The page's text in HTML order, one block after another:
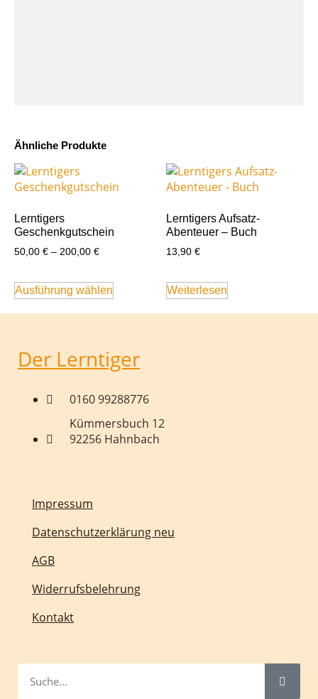
Ähnliche Produkte
Lerntigers
Geschenkgutschein
50,00 € – 200,00 €
Ausführung wählen
Lerntigers Aufsatz-
Abenteuer – Buch
13,90 €
Weiterlesen
Der Lerntiger
0160 99288776
Kümmersbuch 12
92256 Hahnbach
Impressum
Datenschutzerklärung neu
AGB
Widerrufsbelehrung
Kontakt